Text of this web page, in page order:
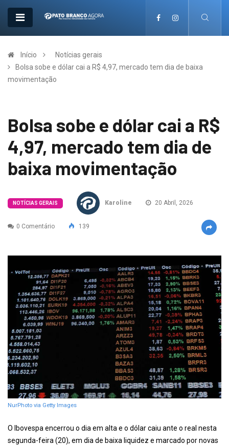
Início
Notícias gerais
Bolsa sobe e dólar cai a R$ 4,97, mercado tem dia de baixa
movimentação
Bolsa sobe e dólar cai a R$
4,97, mercado tem dia de
baixa movimentação
NOTÍCIAS GERAIS Karoline 20 Abril, 2026
0 Comentário 139
NurPhoto via Getty Images
O Ibovespa encerrou o dia em alta e o dólar caiu ante o real nesta
segunda-feira (20), em dia de baixa liquidez e marcado por novas